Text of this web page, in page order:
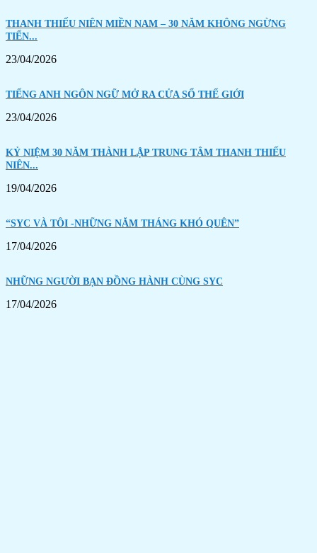
THANH THIẾU NIÊN MIỀN NAM – 30 NĂM KHÔNG NGỪNG
TIẾN...
23/04/2026
TIẾNG ANH NGÔN NGỮ MỞ RA CỬA SỔ THẾ GIỚI
23/04/2026
KỶ NIỆM 30 NĂM THÀNH LẬP TRUNG TÂM THANH THIẾU
NIÊN...
19/04/2026
“SYC VÀ TÔI -NHỮNG NĂM THÁNG KHÓ QUÊN”
17/04/2026
NHỮNG NGƯỜI BẠN ĐỒNG HÀNH CÙNG SYC
17/04/2026